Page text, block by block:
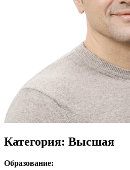
Категория: Высшая
Образование: